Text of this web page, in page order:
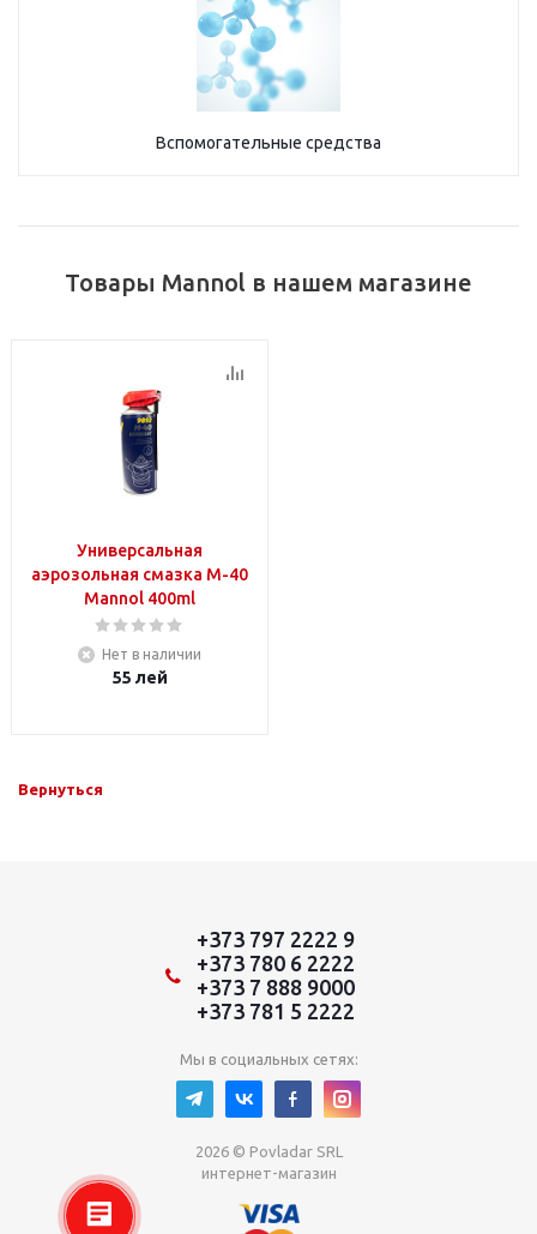
Вспомогательные средства
Товары Mannol в нашем магазине
Универсальная
аэрозольная смазка M-40
Mannol 400ml
Нет в наличии
55 лей
Вернуться
+373 797 2222 9
+373 780 6 2222
+373 7 888 9000
+373 781 5 2222
Мы в социальных сетях:
2026 © Povladar SRL
интернет-магазин